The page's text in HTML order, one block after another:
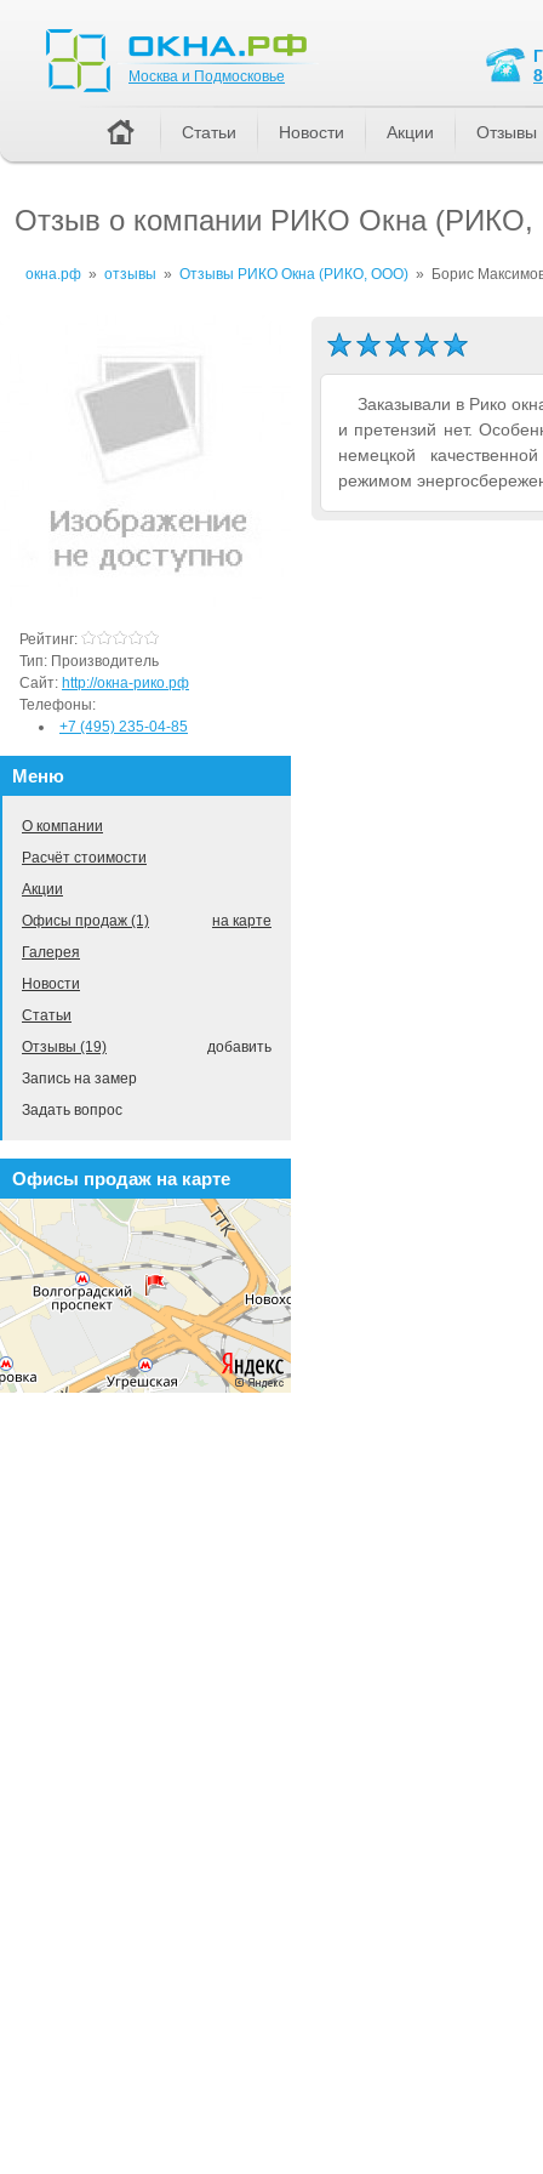
Отзыв о компании РИКО Окна
окна.рф » отзывы » Отзывы РИКО Окна (РИКО, ООО) » Борис
Заказывали в Рико
и претензий нет.
немецкой
режимом
Рейтинг:
Тип: Производитель
Сайт: http://окна-рико.рф
Телефоны:
+7 (495) 235-04-85
Меню
О компании
Расчёт стоимости
Акции
на карте
Офисы продаж (1)
Галерея
Новости
Статьи
добавить
Отзывы (19)
Запись на замер
Задать вопрос
Офисы продаж на карте
Москва и Подмосковье
Статьи Новости Акции Отзывы